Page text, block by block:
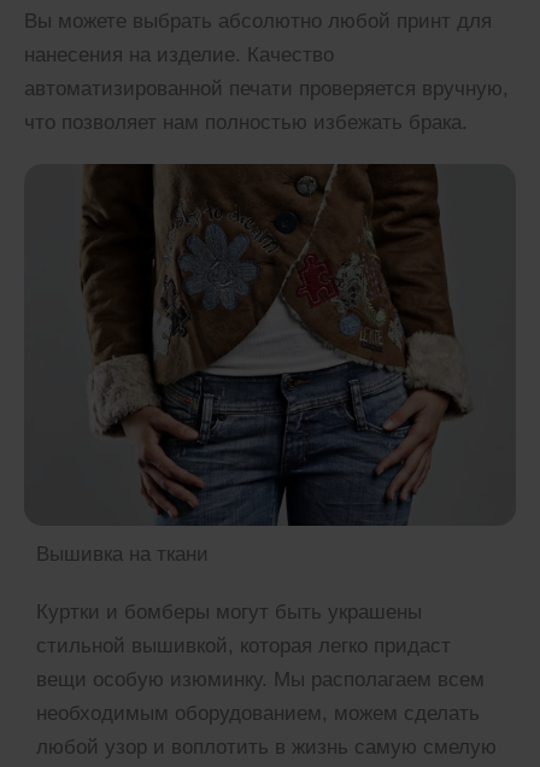
Вы можете выбрать абсолютно любой принт для
нанесения на изделие. Качество
автоматизированной печати проверяется вручную,
что позволяет нам полностью избежать брака.
Вышивка на ткани
Куртки и бомберы могут быть украшены
стильной вышивкой, которая легко придаст
вещи особую изюминку. Мы располагаем всем
необходимым оборудованием, можем сделать
любой узор и воплотить в жизнь самую смелую